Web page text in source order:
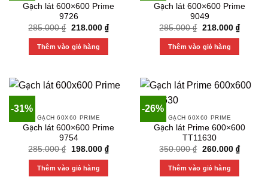
Gạch lát 600×600 Prime
9726
285.000₫ Original
was:
285.000 ₫.
218.000 ₫Current
price
Thêm vào giỏ hàng
Gạch lát 600×600 Prime
9049
285.000₫ Original
was:
285.000 ₫.
218.000 ₫Current
price
Thêm vào giỏ hàng
-31%
GẠCH 60X60 PRIME
Gạch lát 600×600 Prime
9754
285.000₫
Original
was:
285.000 ₫.
198.000 ₫Current
price
Thêm vào giỏ hàng
-26%
GẠCH 60X60 PRIME
Gạch lát Prime 600×600
TT11630
350.000₫ Original
was:
350.000 ₫.
260.000 ₫Current
price
Thêm vào giỏ hàng